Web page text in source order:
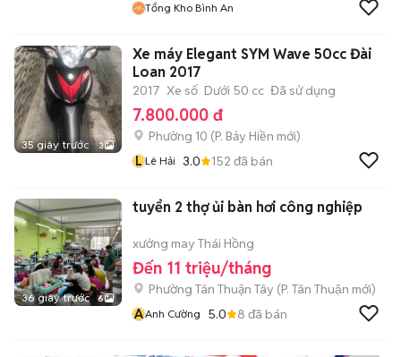
Tổng Kho Bình An
35 giây trước 3
Xe máy Elegant SYM Wave 50cc Đài
Loan 2017
2017 Xe số Dưới 50 cc Đã sử dụng
7.800.000 đ
Phường 10 (P. Bảy Hiền mới)
L Lê Hải 3.0 152 đã bán
36 giây trước 6
tuyển 2 thợ ủi bàn hơi công nghiệp
xưởng may Thái Hồng
Đến 11 triệu/tháng
Phường Tân Thuận Tây (P. Tân Thuận mới)
AAnh Cường 5.0 8 đã bán